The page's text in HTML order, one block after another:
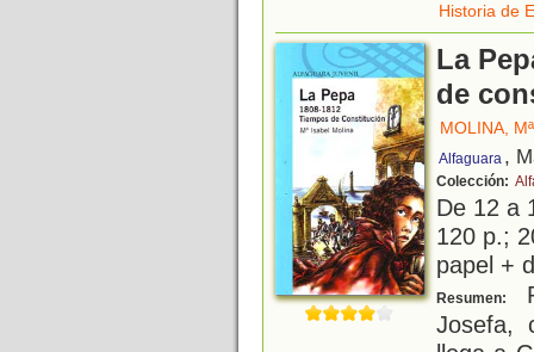
Historia de
La
de
MOLINA,
Alfaguara ,
Colección:
De 12 a
120 p.;
papel +
Resumen:
Josefa,